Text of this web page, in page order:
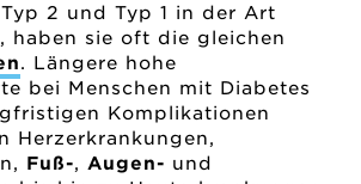
2 und Typ 1 in der Art
haben sie oft die gleichen
. Längere hohe
bei Menschen mit Diabetes
Komplikationen
Herzerkrankungen,
Fuß-,Augen- und